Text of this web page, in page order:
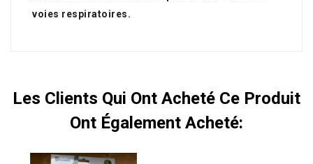
voies respiratoires.
Les Clients Qui Ont Acheté Ce Produit
Ont Également Acheté: